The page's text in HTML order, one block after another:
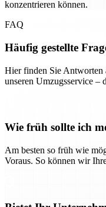
konzentrieren können.
FAQ
Häufig gestellte
Hier finden Sie Antworten
unseren Umzugsservice –
Wie früh sollte ich
Am besten so früh wie
Voraus. So können wir